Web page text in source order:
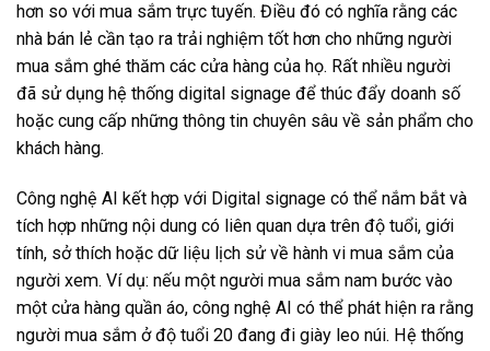
hơn so với mua sắm trực tuyến. Điều đó có nghĩa rằng các
nhà bán lẻ cần tạo ra trải nghiệm tốt hơn cho những người
mua sắm ghé thăm các cửa hàng của họ. Rất nhiều người
đã sử dụng hệ thống digital signage để thúc đẩy doanh số
hoặc cung cấp những thông tin chuyên sâu về sản phẩm cho
khách hàng.
Công nghệ AI kết hợp với Digital signage có thể nắm bắt và
tích hợp những nội dung có liên quan dựa trên độ tuổi, giới
tính, sở thích hoặc dữ liệu lịch sử về hành vi mua sắm của
người xem. Ví dụ: nếu một người mua sắm nam bước vào
một cửa hàng quần áo, công nghệ AI có thể phát hiện ra rằng
người mua sắm ở độ tuổi 20 đang đi giày leo núi. Hệ thống